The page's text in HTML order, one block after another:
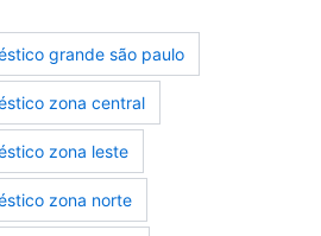
grande são paulo
zona central
zona leste
zona norte